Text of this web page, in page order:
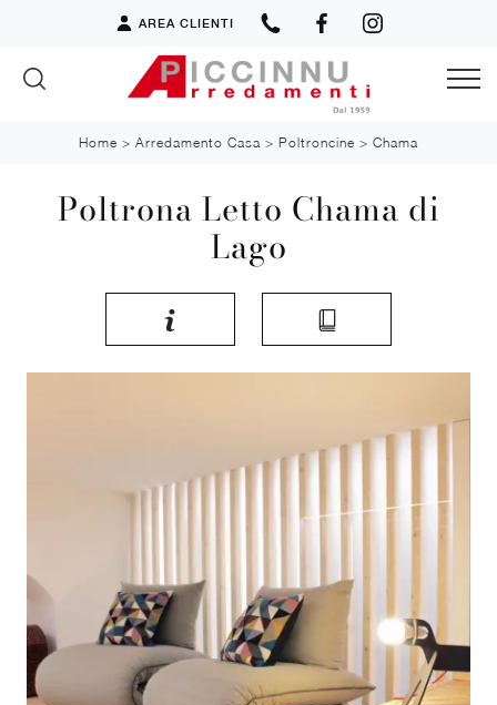
AREA CLIENTI
Home > Arredamento Casa > Poltroncine > Chama
Poltrona Letto Chama di
Lago